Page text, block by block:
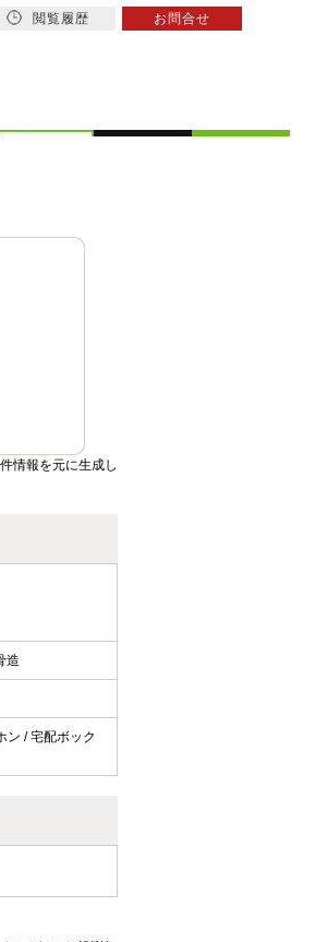
情報を元に生成し
造
ン / 宅配ボック
閲覧履歴 お問合せ